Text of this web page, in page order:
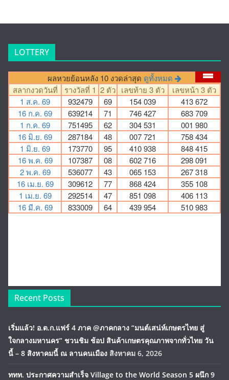
LOTTERY
Recent Posts
เริ่มแล้ว! อ.ต.ก.แฟร์ 4 ภาค @ภาคกลาง “มนต์เสน่ห์เกษตรไทย สู่
ใจกลางมหานคร” ชวนชิม ช้อป สินค้าเกษตรคุณภาพจากทั่วไทย วัน
นี้ – 8 สิงหาคมนี้ ณ ลานคนเมือง สิงหาคม 6, 2026
ททท. ประกาศความสำเร็จ Village to the World Season 5 ผนึก 9